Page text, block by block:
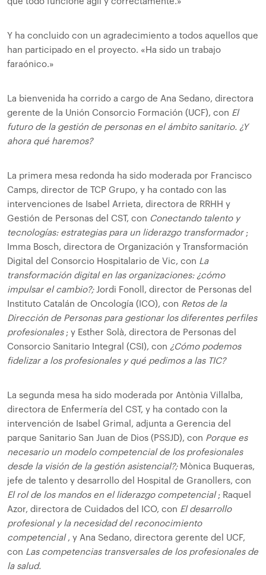
Y ha concluido con un agradecimiento a todos aquellos que
han participado en el proyecto. «Ha sido un trabajo
faraónico.»
La bienvenida ha corrido a cargo de Ana Sedano, directora
gerente de la Unión Consorcio Formación (UCF), con El
futuro de la gestión de personas en el ámbito sanitario. ¿Y
ahora qué haremos?
La primera mesa redonda ha sido moderada por Francisco
Camps, director de TCP Grupo, y ha contado con las
intervenciones de Isabel Arrieta, directora de RRHH y
Gestión de Personas del CST, con Conectando talento y
tecnologías: estrategias para un liderazgo transformador;
Imma Bosch, directora de Organización y Transformación
Digital del Consorcio Hospitalario de Vic, con La
transformación digital en las organizaciones: ¿cómo
impulsar el cambio?;Jordi Fonoll, director de Personas del
Instituto Catalán de Oncología (ICO), con Retos de la
Dirección de Personas para gestionar los diferentes perfiles
profesionales; y Esther Solà, directora de Personas del
Consorcio Sanitario Integral (CSI), con ¿Cómo podemos
fidelizar a los profesionales y qué pedimos a las TIC?
La segunda mesa ha sido moderada por Antònia Villalba,
directora de Enfermería del CST, y ha contado con la
intervención de Isabel Grimal, adjunta a Gerencia del
parque Sanitario San Juan de Dios (PSSJD), con Porque es
necesario un modelo competencial de los profesionales
desde la visión de la gestión asistencial?;Mònica Buqueras,
jefe de talento y desarrollo del Hospital de Granollers, con
El rol de los mandos en el liderazgo competencial; Raquel
Azor, directora de Cuidados del ICO, con El desarrollo
profesional y la necesidad del reconocimiento
competencial, y Ana Sedano, directora gerente del UCF,
con Las competencias transversales de los profesionales de
la salud.